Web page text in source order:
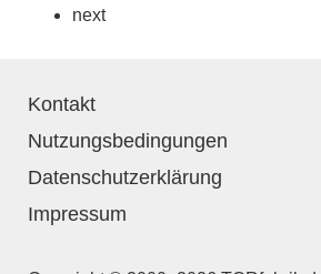
next
Kontakt
Nutzungsbedingungen
Datenschutzerklärung
Impressum